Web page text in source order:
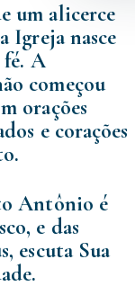
um alicerce
Igreja nasce
fé. A
começou
orações
e corações
Antônio é
e das
escuta Sua